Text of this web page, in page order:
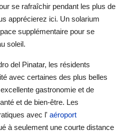
se rafraîchir pendant les plus de
apprécierez ici. Un solarium
supplémentaire pour se
soleil.
del Pinatar, les résidents
avec certaines des plus belles
gastronomie et de
et de bien-être. Les
avec l' aéroport
à seulement une courte distance